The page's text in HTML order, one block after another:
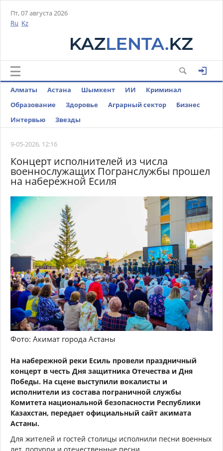
Пт, 07 августа 2026
Ru Kz
Алматы Астана Шымкент ИИ
Криминал
Образование
Здоровье Аграрный сектор
Бизнес
Интервью
Звезды
9-05-2026, 12:16
Концерт исполнителей из числа
военнослужащих Погранслужбы прошел
на набережной Есиля
Фото: Акимат города Астаны
На набережной реки Есиль провели праздничный
концерт в честь Дня защитника Отечества и Дня
Победы. На сцене выступили вокалисты и
исполнители из состава пограничной службы
Комитета национальной безопасности Республики
Казахстан, передает официальный сайт акимата
Астаны.
Для жителей и гостей столицы исполнили песни военных